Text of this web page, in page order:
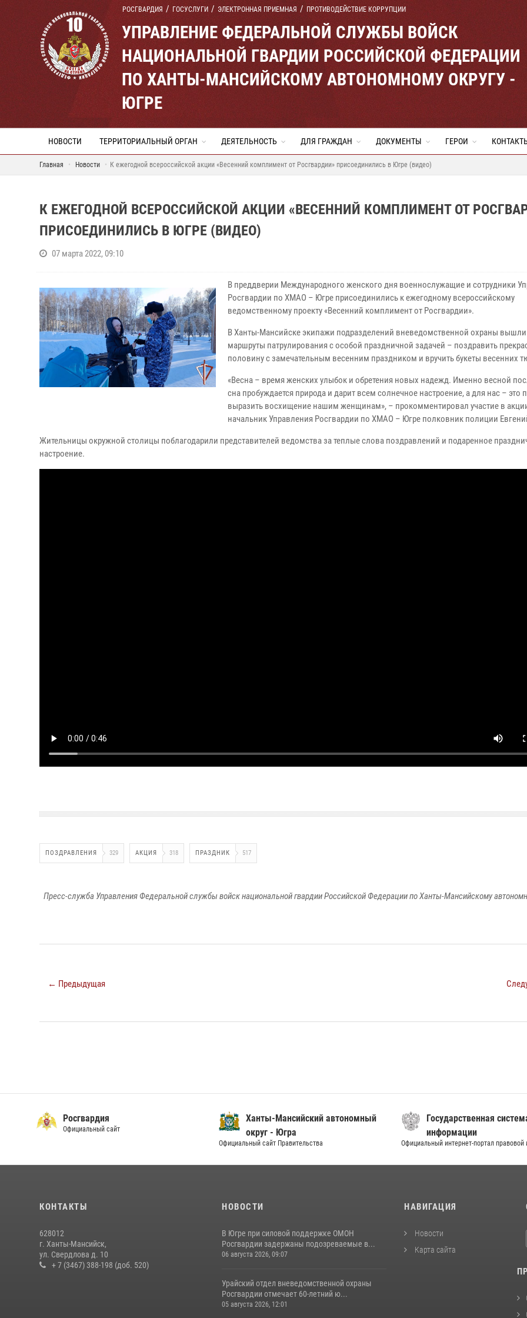
РОСГВАРДИЯ ГОСУСЛУГИ ЭЛЕКТРОННАЯ ПРИЕМНАЯ ПРОТИВОДЕЙСТВИЕ КОРРУПЦИИ
УПРАВЛЕНИЕ ФЕДЕРАЛЬНОЙ СЛУЖБЫ ВОЙСК
НАЦИОНАЛЬНОЙ ГВАРДИИ РОССИЙСКОЙ ФЕДЕРАЦИИ
ПО ХАНТЫ-МАНСИЙСКОМУ АВТОНОМНОМУ ОКРУГУ -
ЮГРЕ
НОВОСТИ ТЕРРИТОРИАЛЬНЫЙ ОРГАН ДЕЯТЕЛЬНОСТЬ ДЛЯ ГРАЖДАН ДОКУМЕНТЫ ГЕРОИ
Главная Новости К ежегодной всероссийской акции «Весенний комплимент от Росгвардии» присоединились в Югре (видео)
К ЕЖЕГОДНОЙ ВСЕРОССИЙСКОЙ АКЦИИ «ВЕСЕННИЙ КОМПЛИМЕНТ ОТ
ПРИСОЕДИНИЛИСЬ В ЮГРЕ (ВИДЕО)
07 марта 2022, 09:10
В преддверии Международного женского дня военнослужащие и сотрудники
Росгвардии по ХМАО – Югре присоединились к ежегодному всероссийскому
ведомственному проекту «Весенний комплимент от Росгвардии».
В Ханты-Мансийске экипажи подразделений вневедомственной охраны
маршруты патрулирования с особой праздничной задачей – поздравить
половину с замечательным весенним праздником и вручить букеты весенних
«Весна – время женских улыбок и обретения новых надежд. Именно весной
сна пробуждается природа и дарит всем солнечное настроение, а для нас – это
выразить восхищение нашим женщинам», – прокомментировал участие в
начальник Управления Росгвардии по ХМАО – Югре полковник полиции
Жительницы окружной столицы поблагодарили представителей ведомства за теплые слова поздравлений и подаренное
настроение.
ПОЗДРАВЛЕНИЯ 329 АКЦИЯ 318 ПРАЗДНИК 517
Пресс-служба Управления Федеральной службы войск национальной гвардии Российской Федерации по Ханты-Мансийскому
← Предыдущая
Росгвардия
Официальный сайт
Ханты-Мансийский автономный
округ - Югра
Официальный сайт Правительства
Государственная
информации
Официальный интернет-портал
КОНТАКТЫ
628012
г. Ханты-Мансийск,
ул. Свердлова д. 10
+ 7 (3467) 388-198 (доб. 520)
НОВОСТИ
В Югре при силовой поддержке ОМОН
Росгвардии задержаны подозреваемые в...
06 августа 2026, 09:07
Урайский отдел вневедомственной охраны
Росгвардии отмечает 60-летний ю...
05 августа 2026, 12:01
НАВИГАЦИЯ
Новости
Карта сайта